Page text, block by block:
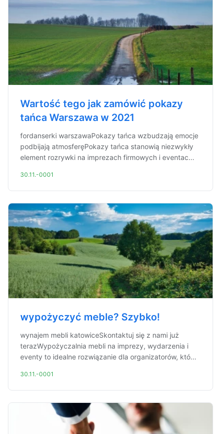
Wartość tego jak zamówić pokazy
tańca Warszawa w 2021
fordanserki warszawaPokazy tańca wzbudzają emocje
podbijają atmosferęPokazy tańca stanowią niezwykły
element rozrywki na imprezach firmowych i eventac...
30.11.-0001
wypożyczyć meble? Szybko!
wynajem mebli katowiceSkontaktuj się z nami już
terazWypożyczalnia mebli na imprezy, wydarzenia i
eventy to idealne rozwiązanie dla organizatorów, któ...
30.11.-0001